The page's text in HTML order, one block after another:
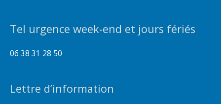
Tel urgence week-end et jours fériés
06 38 31 28 50
Lettre d’information